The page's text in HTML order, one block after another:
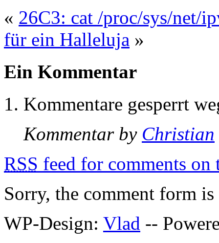
« 26C3: cat /proc/sys/net/
für ein Halleluja »
Ein Kommentar
Kommentare gesperrt
Kommentar by Christian
RSS feed for comments on
Sorry, the comment form
WP-Design: Vlad --